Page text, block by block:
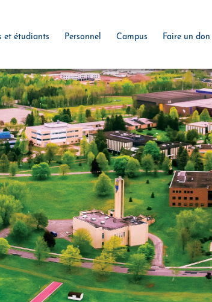
et étudiants Personnel Campus Faire un don